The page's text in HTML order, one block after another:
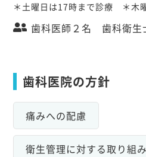
＊土曜日は17時まで診療 ＊木
歯科医師２名 歯科衛生
歯科医院の方針
痛みへの配慮
衛生管理に対する取り組み